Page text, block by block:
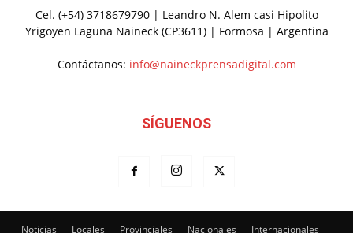
Cel. (+54) 3718679790 | Leandro N. Alem casi Hipolito
Yrigoyen Laguna Naineck (CP3611) | Formosa | Argentina
Contáctanos: info@naineckprensadigital.com
SÍGUENOS
Noticias Locales Provinciales Nacionales Internacionales